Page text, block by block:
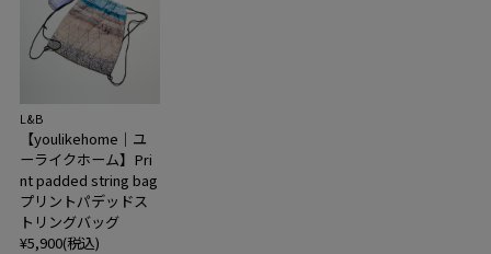
L&B
【youlikehome｜ユ
ーライクホーム】Pri
nt padded string bag
プリントパデッドス
トリングバッグ
¥5,900(税込)